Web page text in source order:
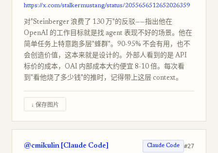
https://x.com/stalkermustang/status/2055656512652026359
对"Steinberger 浪费了 130 万"的反驳——指出他在
OpenAI 的工作目标就是找 agent 表现不好的场景。他在
简单任务上特意跑多层"蜂群"。90-95% 不会有用，也不
会创造价值，这本来就是设计的。外部人看到的是 API
标价的成本，OAI 内部成本大约便宜 8-10 倍。每次看
到"看他烧了多少钱"的推时，记得带上这层 context。
↓ 保存图片
@cmikulin [Claude Code] Claude Code #27